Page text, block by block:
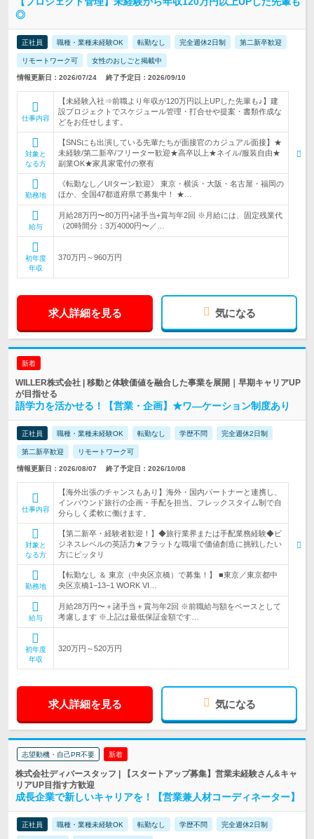
◎
正社員 職種・業種未経験OK 転勤なし 完全週休2日制 第二新卒歓迎
リモートワーク可 女性のおしごと掲載中
情報更新日：2026/07/24 終了予定日：2026/09/10
仕事内容
【未経験入社⇒前職より年収が120万円以上UPした先輩も♪】建
設プロジェクトでスケジュール管理・打合せや提案・書類作成な
どをお任せします。
対象と
なる方
【SNSにも出演している先輩たちが面接官のカジュアル面接】★
未経験/第二新卒/フリーター歓迎★高卒以上★ネイル/服装自由★
副業OK★家具家電付の寮有
勤務地
《転勤なし／UIターン歓迎》 東京・横浜・大阪・名古屋・福岡の
ほか、全国47都道府県で募集中！ ★…
給与
月給28万円〜80万円+諸手当+賞与年2回 ※月給には、固定残業代
（20時間分：3万4000円〜／…
初年度
年収
370万円～960万円
求人詳細を見る 気になる
新着
WILLER株式会社 | 移動と体験価値を融合した事業を展開｜早期キャリアUP
が目指せる
語学力を活かせる！【営業・企画】★ワ―ケーション制度あり
正社員 職種・業種未経験OK 転勤なし 学歴不問 完全週休2日制
第二新卒歓迎 リモートワーク可
情報更新日：2026/08/07 終了予定日：2026/10/08
仕事内容
【海外出張のチャンスもあり】海外・国内パートナーと連携し、
インバウンド旅行の企画・手配を担当。フレックスタイム制で自
分らしく柔軟に働けます。
対象と
なる方
【第二新卒・経験者歓迎！】◆旅行業界または手配業務経験◆ビ
ジネスレベルの英語力★フラットな職場で価値創造に挑戦したい
方にピッタリ
勤務地
【転勤なし ＆ 東京（中央区京橋）で募集！】 ■東京／東京都中
央区京橋1−13−1 WORK VI…
給与
月給28万円〜＋諸手当＋賞与年2回 ※前職給与額をベースとして
考慮します ※上記は最低保証金額です…
初年度
年収
320万円～520万円
求人詳細を見る 気になる
志望動機・自己PR不要 新着
株式会社ディバースタッフ | 【スタートアップ募集】営業未経験さん&キャ
リアUP目指す方歓迎
成長企業で新しいキャリアを！【営業兼人材コーディネーター】
正社員 職種・業種未経験OK 転勤なし 学歴不問 完全週休2日制